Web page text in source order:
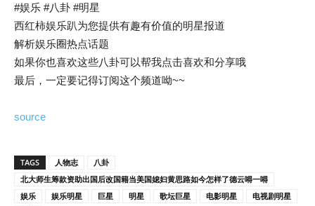
#娱乐 #八卦 #明星
西红柿娱乐趴为您提供有趣有价值的明星报道
解析娱乐圈热点话题
如果你也喜欢这些八卦可以帮我点击喜欢和分享哦
最后，一定要记得订阅这个频道呦~~
source
TAGS 人物志
八卦
北大师生筹款资助出国后改国籍当美国媳妇黄思路如今怎样了德云嘚一嘚
娱乐
娱乐明星 巨星 明星 歌坛巨星 电影明星
电视剧明星